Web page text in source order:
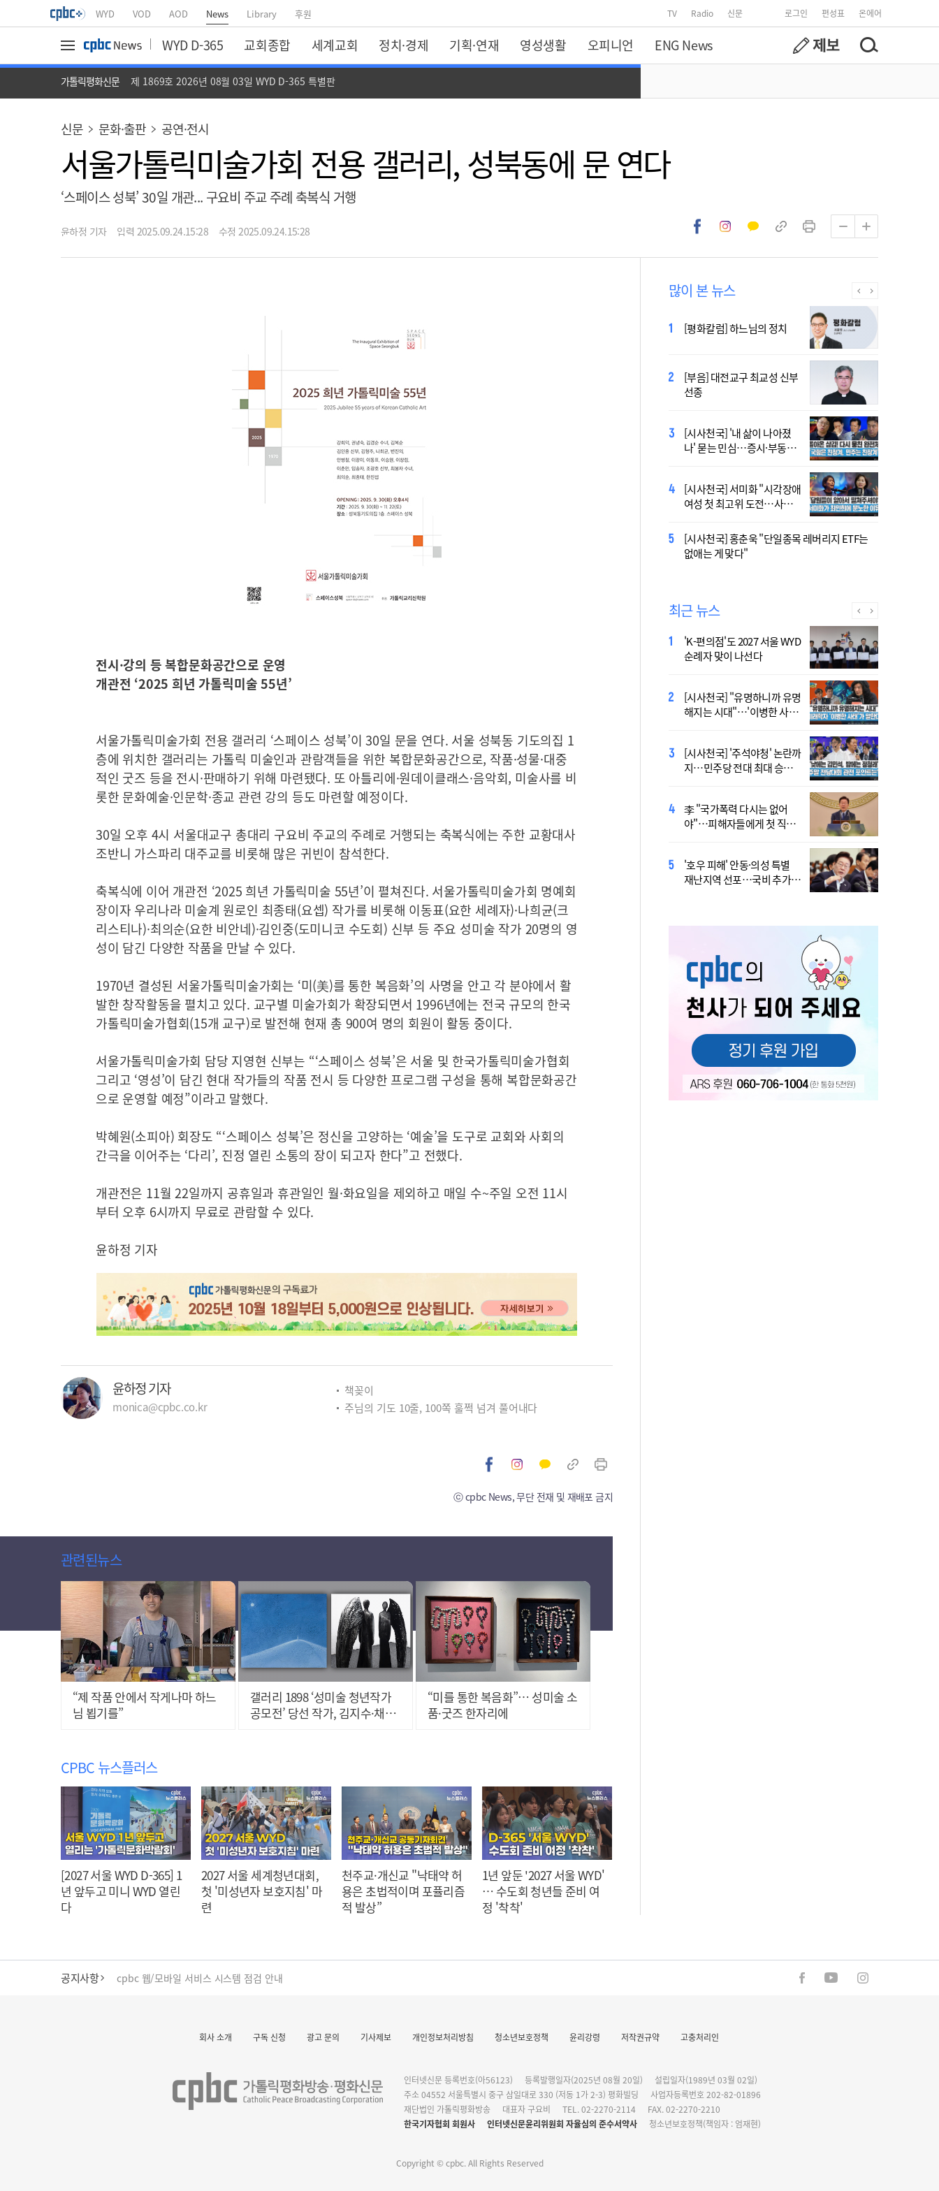
WYD VOD AOD News Library 후원 TV Radio 신문 로그인 편성표 온에어
WYD D-365 교회종합 세계교회 정치·경제 기획·연재 영성생활 오피니언 ENG News
가톨릭평화신문 제 1869호 2026년 08월 03일 WYD D-365 특별판
신문 문화·출판 공연·전시
서울가톨릭미술가회 전용 갤러리, 성북동에 문 연다
‘스페이스 성북’ 30일 개관... 구요비 주교 주례 축복식 거행
윤하정 기자 입력 2025.09.24.15:28 수정 2025.09.24.15:28
전시·강의 등 복합문화공간으로 운영
개관전 ‘2025 희년 가톨릭미술 55년’
서울가톨릭미술가회 전용 갤러리 ‘스페이스 성북’이 30일 문을 연다. 서울 성북동 기도의집 1
층에 위치한 갤러리는 가톨릭 미술인과 관람객들을 위한 복합문화공간으로, 작품·성물·대중
적인 굿즈 등을 전시·판매하기 위해 마련됐다. 또 아틀리에·원데이클래스·음악회, 미술사를 비
롯한 문화예술·인문학·종교 관련 강의 등도 마련할 예정이다.
30일 오후 4시 서울대교구 총대리 구요비 주교의 주례로 거행되는 축복식에는 주한 교황대사
조반니 가스파리 대주교를 비롯해 많은 귀빈이 참석한다.
축복식에 이어 개관전 ‘2025 희년 가톨릭미술 55년’이 펼쳐진다. 서울가톨릭미술가회 명예회
장이자 우리나라 미술계 원로인 최종태(요셉) 작가를 비롯해 이동표(요한 세례자)·나희균(크
리스티나)·최의순(요한 비안네)·김인중(도미니코 수도회) 신부 등 주요 성미술 작가 20명의 영
성이 담긴 다양한 작품을 만날 수 있다.
1970년 결성된 서울가톨릭미술가회는 ‘미(美)를 통한 복음화’의 사명을 안고 각 분야에서 활
발한 창작활동을 펼치고 있다. 교구별 미술가회가 확장되면서 1996년에는 전국 규모의 한국
가톨릭미술가협회(15개 교구)로 발전해 현재 총 900여 명의 회원이 활동 중이다.
서울가톨릭미술가회 담당 지영현 신부는 “‘스페이스 성북’은 서울 및 한국가톨릭미술가협회
그리고 ‘영성’이 담긴 현대 작가들의 작품 전시 등 다양한 프로그램 구성을 통해 복합문화공간
으로 운영할 예정”이라고 말했다.
박혜원(소피아) 회장도 “‘스페이스 성북’은 정신을 고양하는 ‘예술’을 도구로 교회와 사회의
간극을 이어주는 ‘다리’, 진정 열린 소통의 장이 되고자 한다”고 전했다.
개관전은 11월 22일까지 공휴일과 휴관일인 월·화요일을 제외하고 매일 수~주일 오전 11시
부터 오후 6시까지 무료로 관람할 수 있다.
윤하정 기자
윤하정 기자
monica@cpbc.co.kr
책꽂이
주님의 기도 10줄, 100쪽 훌쩍 넘겨 풀어내다
ⓒ cpbc News, 무단 전재 및 재배포 금지
관련된뉴스
“제 작품 안에서 작게나마 하느
님 뵙기를”
갤러리 1898 ‘성미술 청년작가
공모전’ 당선 작가, 김지수·채수
“미를 통한 복음화”… 성미술 소
품·굿즈 한자리에
CPBC 뉴스플러스
[2027 서울 WYD D-365] 1
년 앞두고 미니 WYD 열린
다
2027 서울 세계청년대회,
첫 '미성년자 보호지침' 마
련
천주교·개신교 "낙태약 허
용은 초법적이며 포퓰리즘
적 발상”
1년 앞둔 '2027 서울 WYD'
… 수도회 청년들 준비 여
정 '착착'
많이 본 뉴스
[평화칼럼] 하느님의 정치
[부음] 대전교구 최교성 신부
선종
[시사천국] '내 삶이 나아졌
나' 묻는 민심…증시·부동산
[시사천국] 서미화 "시각장애
여성 첫 최고위 도전…사회
[시사천국] 홍춘욱 "단일종목 레버리지 ETF는
없애는 게 맞다"
2027 서울 WYD 공식 주제가
오늘 공개…한국인 곡 선정
2027 서울 세계청년대회 주
제가 공개…희망의 선율 울
대전신학교 유학 사제, 중국
최연소 주교 됐다
433곡 뚫은 한국 청년의 노
래…2027 서울 WYD 공식 주
[시사천국] 서범수 '돌려차기'
발언 파장…"사석에서도 안
최근 뉴스
'K-편의점'도 2027 서울 WYD
순례자 맞이 나선다
[시사천국] "유명하니까 유명
해지는 시대"…'이병한 사
[시사천국] '주석야청' 논란까
지…민주당 전대 최대 승부
李 "국가폭력 다시는 없어
야"…피해자들에게 첫 직접
'호우 피해' 안동·의성 특별
재난지역 선포…국비 추가
폭염 '뉴 노멀' 시대…"한 단
계 높은 수준의 폭염"
[사제인사] 안동교구, 10일
부
'식중독 발생 9월이 가장 많
아'
정동영 "'조선' 호명 부르기
공론화 후에"…원로들 "이름
Official Theme Song for
WYD Seoul 2027 Released
공지사항 cpbc 웹/모바일 서비스 시스템 점검 안내
회사 소개 구독 신청 광고 문의 기사제보 개인정보처리방침 청소년보호정책 윤리강령 저작권규약 고충처리인
인터넷신문 등록번호(아56123) 등록발행일자(2025년 08월 20일)
설립일자(1989년 03월 02일)
주소 04552 서울특별시 중구 삼일대로 330 (저동 1가 2-3) 평화빌딩
사업자등록번호 202-82-01896
재단법인 가톨릭평화방송
대표자 구요비 TEL. 02-2270-2114
FAX. 02-2270-2210
한국기자협회 회원사
인터넷신문윤리위원회 자율심의 준수서약사 청소년보호정책(책임자 : 엄재현)
Copyright © cpbc. All Rights Reserved